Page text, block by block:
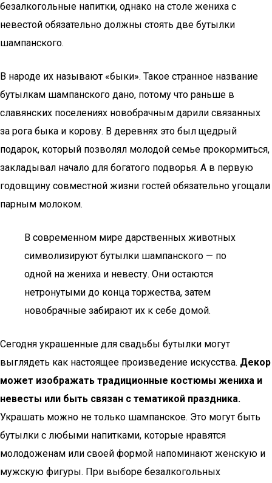
безалкогольные напитки, однако на столе жениха с
невестой обязательно должны стоять две бутылки
шампанского.
В народе их называют «быки». Такое странное название
бутылкам шампанского дано, потому что раньше в
славянских поселениях новобрачным дарили связанных
за рога быка и корову. В деревнях это был щедрый
подарок, который позволял молодой семье прокормиться,
закладывал начало для богатого подворья. А в первую
годовщину совместной жизни гостей обязательно угощали
парным молоком.
В современном мире дарственных животных
символизируют бутылки шампанского — по
одной на жениха и невесту. Они остаются
нетронутыми до конца торжества, затем
новобрачные забирают их к себе домой.
Сегодня украшенные для свадьбы бутылки могут
выглядеть как настоящее произведение искусства. Декор
может изображать традиционные костюмы жениха и
невесты или быть связан с тематикой праздника.
Украшать можно не только шампанское. Это могут быть
бутылки с любыми напитками, которые нравятся
молодоженам или своей формой напоминают женскую и
мужскую фигуры. При выборе безалкогольных